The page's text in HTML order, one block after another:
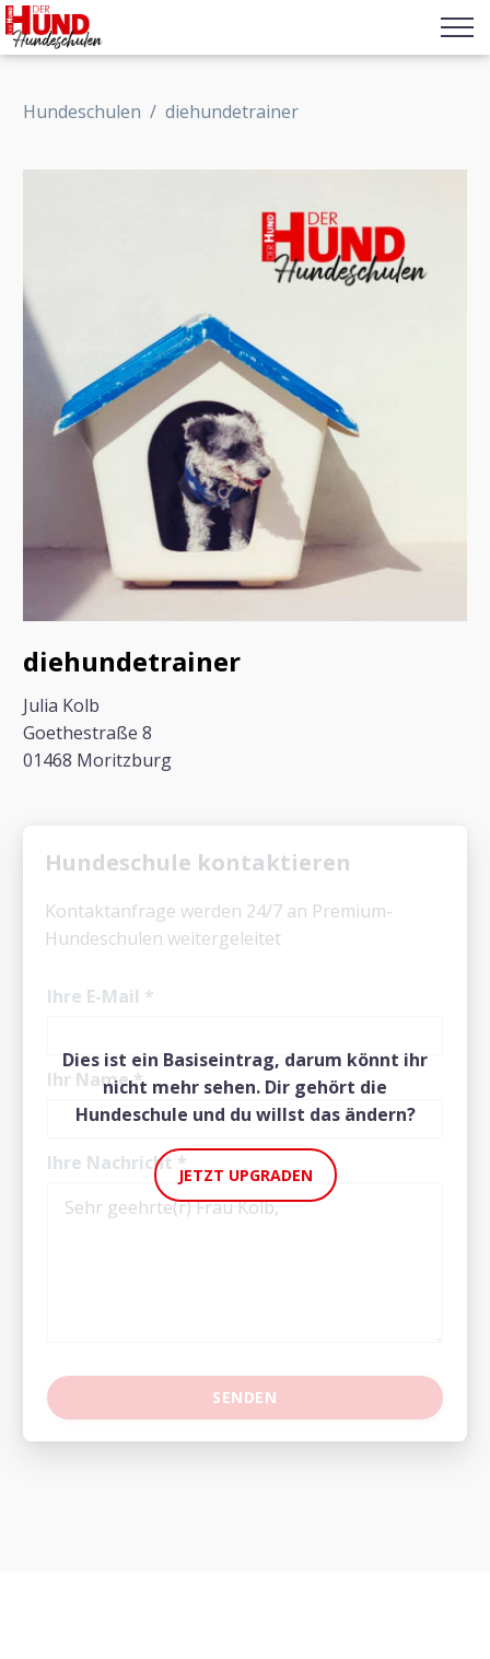
Hundeschulen / diehundetrainer
diehundetrainer
Julia Kolb
Goethestraße 8
01468 Moritzburg
Dies ist ein Basiseintrag, darum könnt ihr
nicht mehr sehen. Dir gehört die
Hundeschule und du willst das ändern?
JETZT UPGRADEN
Hundeschule kontaktieren
Kontaktanfrage werden 24/7 an Premium-
Hundeschulen weitergeleitet
Ihre E-Mail *
Ihr Name*
Ihre Nachricht *